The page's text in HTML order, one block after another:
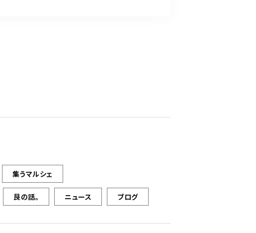
集うマルシェ
艮の話。 ニュース ブログ